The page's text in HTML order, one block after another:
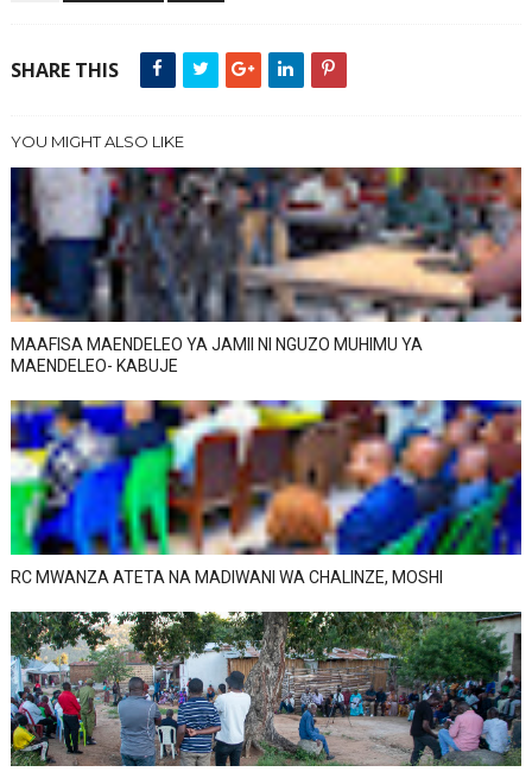
SHARE THIS
YOU MIGHT ALSO LIKE
MAAFISA MAENDELEO YA JAMII NI NGUZO MUHIMU YA
MAENDELEO- KABUJE
RC MWANZA ATETA NA MADIWANI WA CHALINZE, MOSHI